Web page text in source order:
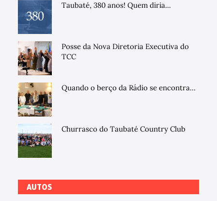
Taubaté, 380 anos! Quem diria...
Posse da Nova Diretoria Executiva do
TCC
Quando o berço da Rádio se encontra...
Churrasco do Taubaté Country Club
AUTOS